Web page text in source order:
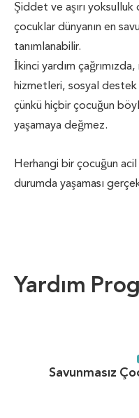
Şiddet ve aşırı
çocuklar dünyanın en
tanımlanabilir.
İkinci yardım
hizmetleri, sosyal
çünkü hiçbir çocuğun
yaşamaya değmez.
Herhangi bir çocuğun
durumda yaşaması
Yardım
Savunmasız